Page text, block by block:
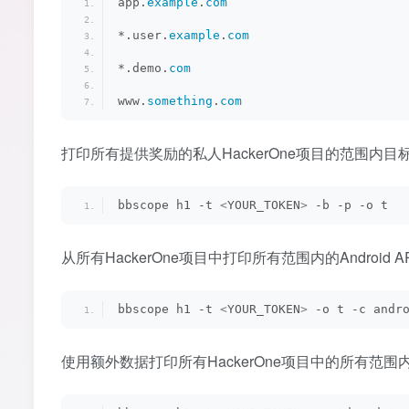
*.user. example . com
*.demo. com
www. something . com
打印所有提供奖励的私人HackerOne项目的范围内目
bbscope h1 -t <YOUR_TOKEN> -b -p -o t
从所有HackerOne项目中打印所有范围内的Android
bbscope h1 -t <YOUR_TOKEN> -o t -c
使用额外数据打印所有HackerOne项目中的所有范围